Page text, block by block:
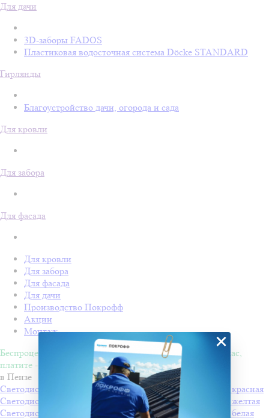
Для дачи
3D-заборы FADOS
Пластиковая водосточная система Döcke STANDARD
Гирлянды
Благоустройство дачи, огорода и сада
Для кровли
Для забора
Для фасада
Для кровли
Для забора
Для фасада
Для дачи
Производство Покрофф
Акции
Монтаж
Беспроцентная рассрочка на 4 месяца. Покупайте - сейчас,
платите - потом!
в Пензе
Светодиодная "Снежинка LED" с динамикой, 60*60см, красная
Светодиодная "Снежинка LED" с динамикой, 60*60см, желтая
Светодиодная "Снежинка LED" с динамикой, 60*60см, белая
×